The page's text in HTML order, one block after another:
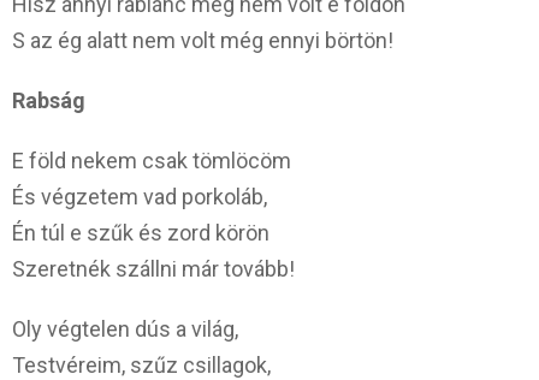
S az ég alatt nem volt még ennyi börtön!
Rabság
E föld nekem csak tömlöcöm
És végzetem vad porkoláb,
Én túl e szűk és zord körön
Szeretnék szállni már tovább!
Oly végtelen dús a világ,
Testvéreim, szűz csillagok,